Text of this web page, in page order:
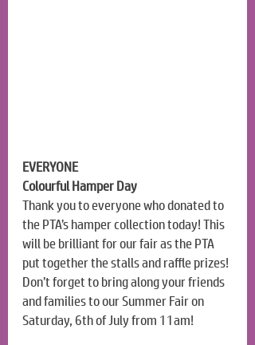
EVERYONE
Colourful Hamper Day
Thank you to everyone who donated to
the PTA’s hamper collection today! This
will be brilliant for our fair as the PTA
put together the stalls and raffle prizes!
Don’t forget to bring along your friends
and families to our Summer Fair on
Saturday, 6th of July from 11am!